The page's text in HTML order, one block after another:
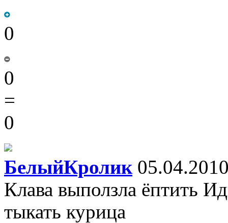
0
0
=
0
БелыйКролик
Клава выползла ёптить
тыкать курица